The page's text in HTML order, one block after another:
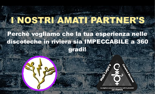
I NOSTRI AMATI PARTNER'S
Perchè vogliamo che la tua esperienza nelle
discoteche in rivierasia IMPECCABILE a 360
gradi!